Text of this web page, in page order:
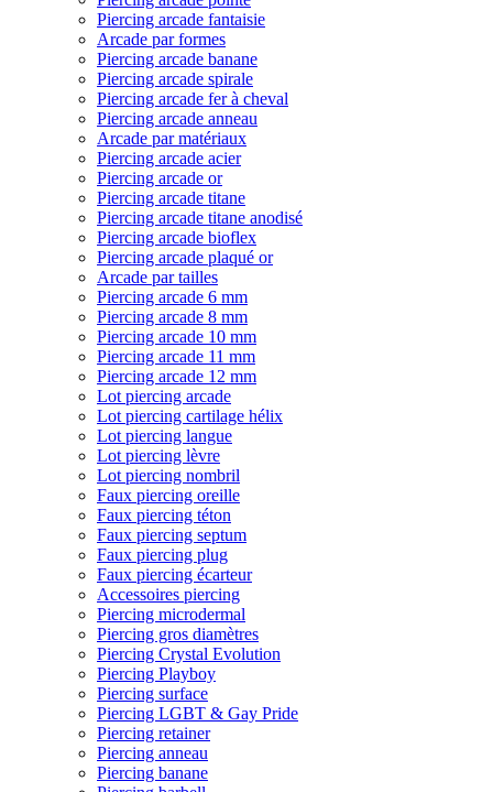
Piercing arcade fantaisie
Arcade par formes
Piercing arcade banane
Piercing arcade spirale
Piercing arcade fer à cheval
Piercing arcade anneau
Arcade par matériaux
Piercing arcade acier
Piercing arcade or
Piercing arcade titane
Piercing arcade titane anodisé
Piercing arcade bioflex
Piercing arcade plaqué or
Arcade par tailles
Piercing arcade 6 mm
Piercing arcade 8 mm
Piercing arcade 10 mm
Piercing arcade 11 mm
Piercing arcade 12 mm
Lot piercing arcade
Lot piercing cartilage hélix
Lot piercing langue
Lot piercing lèvre
Lot piercing nombril
Faux piercing oreille
Faux piercing téton
Faux piercing septum
Faux piercing plug
Faux piercing écarteur
Accessoires piercing
Piercing microdermal
Piercing gros diamètres
Piercing Crystal Evolution
Piercing Playboy
Piercing surface
Piercing LGBT & Gay Pride
Piercing retainer
Piercing anneau
Piercing banane